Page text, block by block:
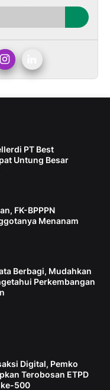
PT Best
Untung Besar
FK-BPPPN
Menanam
Berbagi, Mudahkan
Perkembangan
Digital, Pemko
Terobosan ETPD
ke-500